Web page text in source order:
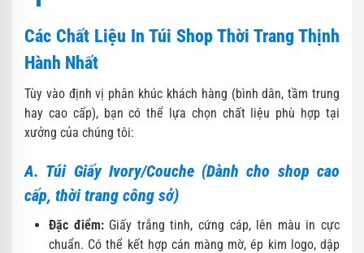
Các Chất Liệu In Túi Shop Thời Trang Thịnh
Hành Nhất
Tùy vào định vị phân khúc khách hàng (bình dân, tầm trung
hay cao cấp), bạn có thể lựa chọn chất liệu phù hợp tại
xưởng của chúng tôi:
A. Túi Giấy Ivory/Couche (Dành cho shop cao
cấp, thời trang công sở)
Đặc điểm:Giấy trắng tinh, cứng cáp, lên màu in cực
chuẩn. Có thể kết hợp cán màng mờ, ép kim logo, dập